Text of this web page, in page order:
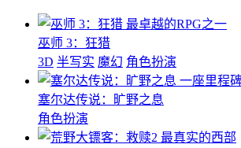
最卓越的RPG之一
巫师 3：狂猎
3D 半写实 魔幻 角色扮演
一座里程
塞尔达传说：旷野之息
角色扮演
最真实的西部